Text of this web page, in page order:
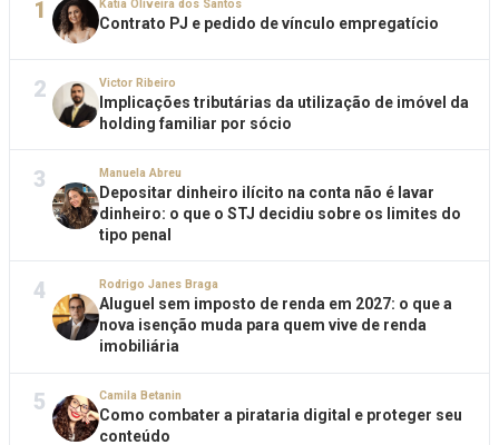
1 Katia Oliveira dos Santos
Contrato PJ e pedido de vínculo empregatício
2 Victor Ribeiro
Implicações tributárias da utilização de imóvel da
holding familiar por sócio
3 Manuela Abreu
Depositar dinheiro ilícito na conta não é lavar
dinheiro: o que o STJ decidiu sobre os limites do
tipo penal
4 Rodrigo Janes Braga
Aluguel sem imposto de renda em 2027: o que a
nova isenção muda para quem vive de renda
imobiliária
5 Camila Betanin
Como combater a pirataria digital e proteger seu
conteúdo